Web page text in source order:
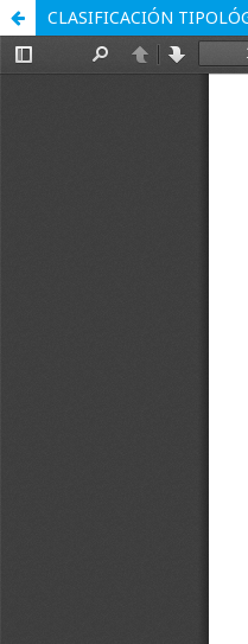
CLASIFICACIÓN